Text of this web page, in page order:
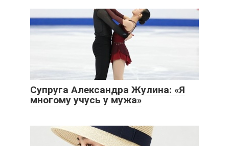
Супруга Александра Жулина: «Я
многому учусь у мужа»